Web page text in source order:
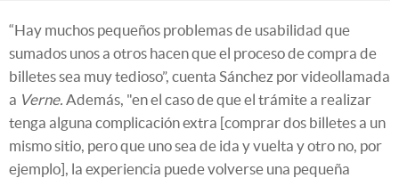
“Hay muchos pequeños problemas de usabilidad que
sumados unos a otros hacen que el proceso de compra de
billetes sea muy tedioso”, cuenta Sánchez por videollamada
a Verne. Además, "en el caso de que el trámite a realizar
tenga alguna complicación extra [comprar dos billetes a un
mismo sitio, pero que uno sea de ida y vuelta y otro no, por
ejemplo], la experiencia puede volverse una pequeña